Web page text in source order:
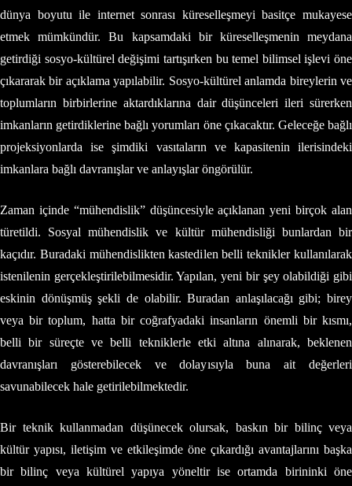
dünya boyutu ile internet sonrası küreselleşmeyi basitçe mukayese
etmek mümkündür. Bu kapsamdaki bir küreselleşmenin meydana
getirdiği sosyo-kültürel değişimi tartışırken bu temel bilimsel işlevi öne
çıkararak bir açıklama yapılabilir. Sosyo-kültürel anlamda bireylerin ve
toplumların birbirlerine aktardıklarına dair düşünceleri ileri sürerken
imkanların getirdiklerine bağlı yorumları öne çıkacaktır. Geleceğe bağlı
projeksiyonlarda ise şimdiki vasıtaların ve kapasitenin ilerisindeki
imkanlara bağlı davranışlar ve anlayışlar öngörülür.
Zaman içinde “mühendislik” düşüncesiyle açıklanan yeni birçok alan
türetildi. Sosyal mühendislik ve kültür mühendisliği bunlardan bir
kaçıdır. Buradaki mühendislikten kastedilen belli teknikler kullanılarak
istenilenin gerçekleştirilebilmesidir. Yapılan, yeni bir şey olabildiği gibi
eskinin dönüşmüş şekli de olabilir. Buradan anlaşılacağı gibi; birey
veya bir toplum, hatta bir coğrafyadaki insanların önemli bir kısmı,
belli bir süreçte ve belli tekniklerle etki altına alınarak, beklenen
davranışları gösterebilecek ve dolayısıyla buna ait değerleri
savunabilecek hale getirilebilmektedir.
Bir teknik kullanmadan düşünecek olursak, baskın bir bilinç veya
kültür yapısı, iletişim ve etkileşimde öne çıkardığı avantajlarını başka
bir bilinç veya kültürel yapıya yöneltir ise ortamda birininki öne